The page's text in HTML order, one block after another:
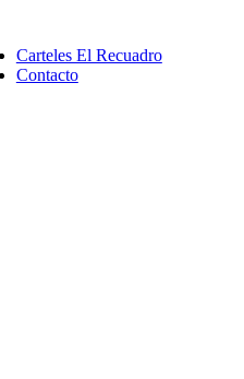
contenido
Carteles El Recuadro
Contacto